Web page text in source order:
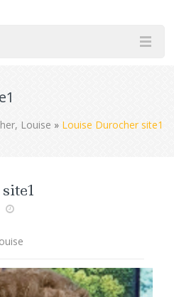
Louise » Louise Durocher site1